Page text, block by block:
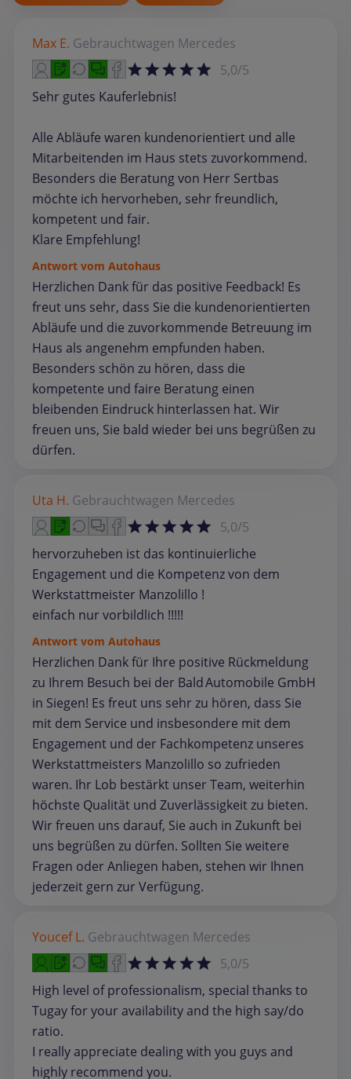
Max E. Gebrauchtwagen Mercedes
5,0/5
Sehr gutes Kauferlebnis!
Alle Abläufe waren kundenorientiert und alle
Mitarbeitenden im Haus stets zuvorkommend.
Besonders die Beratung von Herr Sertbas
möchte ich hervorheben, sehr freundlich,
kompetent und fair.
Klare Empfehlung!
Antwort vom Autohaus
Herzlichen Dank für das positive Feedback! Es
freut uns sehr, dass Sie die kundenorientierten
Abläufe und die zuvorkommende Betreuung im
Haus als angenehm empfunden haben.
Besonders schön zu hören, dass die
kompetente und faire Beratung einen
bleibenden Eindruck hinterlassen hat. Wir
freuen uns, Sie bald wieder bei uns begrüßen zu
dürfen.
Uta H. Gebrauchtwagen Mercedes
5,0/5
hervorzuheben ist das kontinuierliche
Engagement und die Kompetenz von dem
Werkstattmeister Manzolillo !
einfach nur vorbildlich !!!!!
Antwort vom Autohaus
Herzlichen Dank für Ihre positive Rückmeldung
zu Ihrem Besuch bei der Bald Automobile GmbH
in Siegen! Es freut uns sehr zu hören, dass Sie
mit dem Service und insbesondere mit dem
Engagement und der Fachkompetenz unseres
Werkstattmeisters Manzolillo so zufrieden
waren. Ihr Lob bestärkt unser Team, weiterhin
höchste Qualität und Zuverlässigkeit zu bieten.
Wir freuen uns darauf, Sie auch in Zukunft bei
uns begrüßen zu dürfen. Sollten Sie weitere
Fragen oder Anliegen haben, stehen wir Ihnen
jederzeit gern zur Verfügung.
Youcef L. Gebrauchtwagen Mercedes
5,0/5
High level of professionalism, special thanks to
Tugay for your availability and the high say/do
ratio.
I really appreciate dealing with you guys and
highly recommend you.